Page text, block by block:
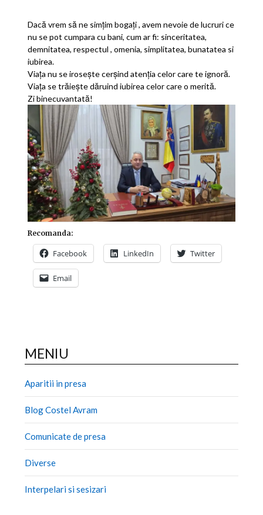
Dacă vrem să ne simțim bogați , avem nevoie de lucruri ce
nu se pot cumpara cu bani, cum ar fi: sinceritatea,
demnitatea, respectul , omenia, simplitatea, bunatatea si
iubirea.
Viața nu se irosește cerșind atenția celor care te ignoră.
Viața se trăiește dăruind iubirea celor care o merită.
Zi binecuvantată!
Recomanda:
Facebook LinkedIn Twitter
Email
MENIU
Aparitii in presa
Blog Costel Avram
Comunicate de presa
Diverse
Interpelari si sesizari